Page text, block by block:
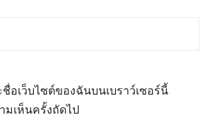
อเว็บไซต์ของฉันบนเบราว์เซอร์นี้
มเห็นครั้งถัดไป